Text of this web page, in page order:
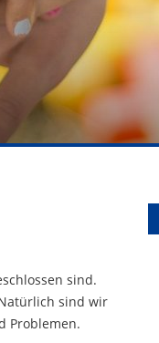
sind.
sind wir
Problemen.